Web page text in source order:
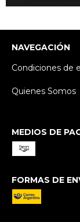
NAVEGACIÓN
Condiciones de
Quienes Somos
MEDIOS DE
FORMAS DE